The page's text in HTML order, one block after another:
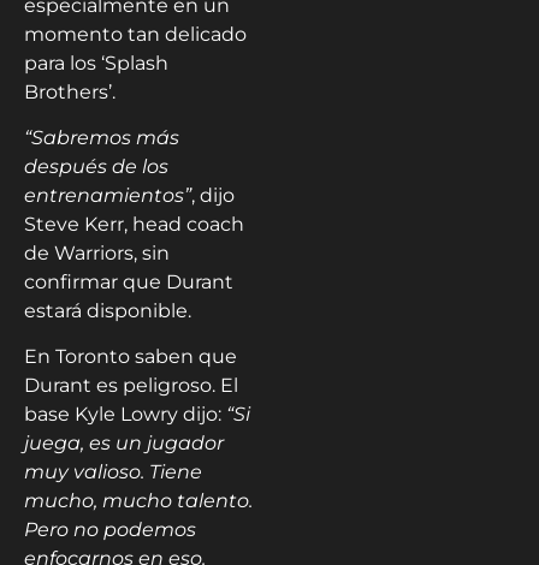
especialmente en un
momento tan delicado
para los ‘Splash
Brothers’.
“Sabremos más
después de los
entrenamientos”, dijo
Steve Kerr, head coach
de Warriors, sin
confirmar que Durant
estará disponible.
En Toronto saben que
Durant es peligroso. El
base Kyle Lowry dijo: “Si
juega, es un jugador
muy valioso. Tiene
mucho, mucho talento.
Pero no podemos
enfocarnos en eso.